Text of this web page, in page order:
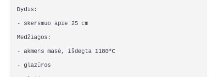
Dydis:
- skersmuo apie 25 cm
Medžiagos:
- akmens masė, išdegta 1180*C
- glazūros